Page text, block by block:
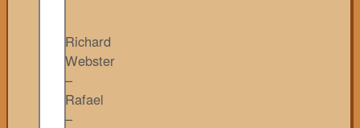
Richard
Webster
–
Rafael
–